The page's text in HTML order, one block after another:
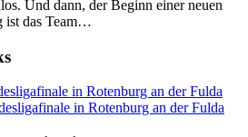
Und dann, der Beginn einer neuen
ist das Team…
in Rotenburg an der Fulda
in Rotenburg an der Fulda